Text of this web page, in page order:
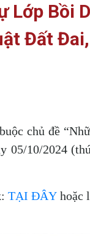
Lớp Bồi
Đất
chủ đề
05/10/2024
TẠI ĐÂY hoặc